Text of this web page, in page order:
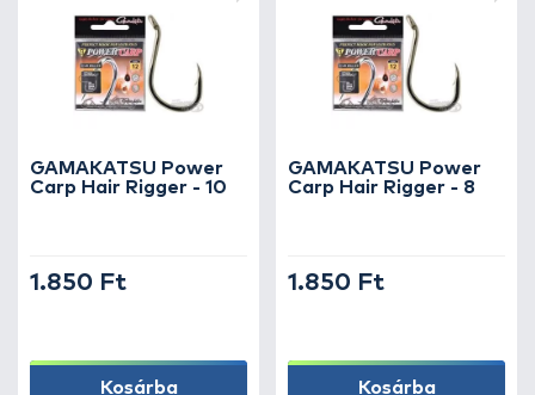
GAMAKATSU Power
Carp Hair Rigger - 10
1.850 Ft
Kosárba
GAMAKATSU Power
Carp Hair Rigger - 8
1.850 Ft
Kosárba